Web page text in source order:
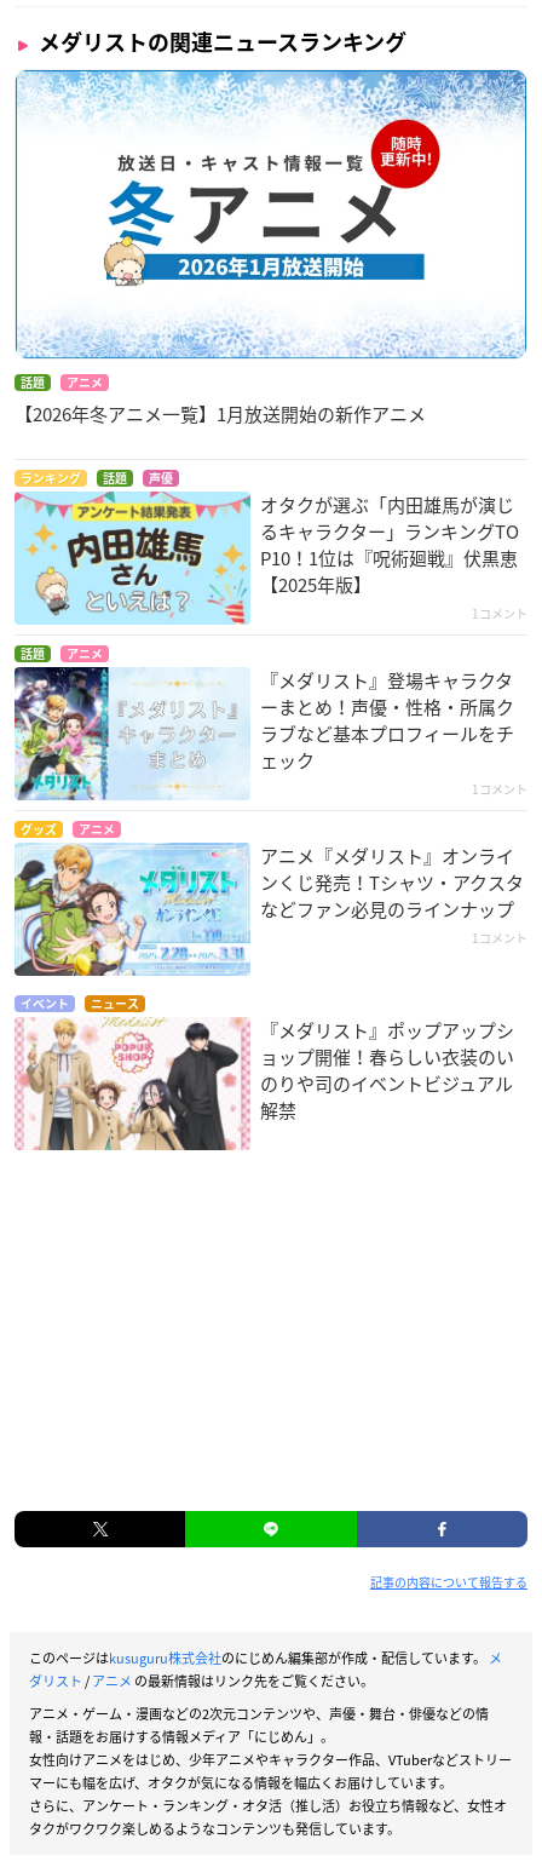
メダリストの関連ニュースランキング
話題 アニメ
【2026年冬アニメ一覧】1月放送開始の新作アニメ
ランキング 話題 声優
オタクが選ぶ「内田雄馬が演じ
るキャラクター」ランキングTO
P10！1位は『呪術廻戦』伏黒恵
【2025年版】
1コメント
話題 アニメ
『メダリスト』登場キャラクタ
ーまとめ！声優・性格・所属ク
ラブなど基本プロフィールをチ
ェック
1コメント
グッズ アニメ
アニメ『メダリスト』オンライ
ンくじ発売！Tシャツ・アクスタ
などファン必見のラインナップ
1コメント
イベント ニュース
『メダリスト』ポップアップシ
ョップ開催！春らしい衣装のい
のりや司のイベントビジュアル
解禁
記事の内容について報告する
このページはkusuguru株式会社のにじめん編集部が作成・配信しています。 メ
ダリスト /アニメ の最新情報はリンク先をご覧ください。
アニメ・ゲーム・漫画などの2次元コンテンツや、声優・舞台・俳優などの情
報・話題をお届けする情報メディア「にじめん」。
女性向けアニメをはじめ、少年アニメやキャラクター作品、VTuberなどストリー
マーにも幅を広げ、オタクが気になる情報を幅広くお届けしています。
さらに、アンケート・ランキング・オタ活（推し活）お役立ち情報など、女性オ
タクがワクワク楽しめるようなコンテンツも発信しています。